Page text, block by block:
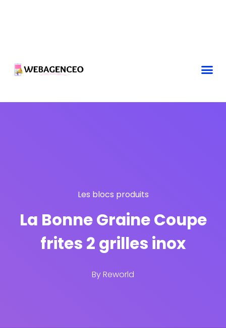
Les blocs produits
La Bonne Graine Coupe
frites 2 grilles inox
ByReworld